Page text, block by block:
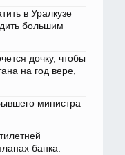
в Уралкузе
большим
дочку, чтобы
на год вере,
министра
банка.